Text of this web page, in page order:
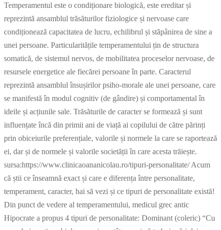
Temperamentul este o condiționare biologică, este ereditar și
reprezintă ansamblul trăsăturilor fiziologice și nervoase care
condiționează capacitatea de lucru, echilibrul și stăpânirea de sine a
unei persoane. Particularitățile temperamentului țin de structura
somatică, de sistemul nervos, de mobilitatea proceselor nervoase, de
resursele energetice ale fiecărei persoane în parte. Caracterul
reprezintă ansamblul însușirilor psiho-morale ale unei persoane, care
se manifestă în modul cognitiv (de gândire) și comportamental în
ideile și acțiunile sale. Trăsăturile de caracter se formează și sunt
influențate încă din primii ani de viață ai copilului de către părinți
prin obiceiurile preferențiale, valorile și normele la care se raportează
ei, dar și de normele și valorile societății în care acesta trăiește.
sursa:https://www.clinicaoananicolau.ro/tipuri-personalitate/ Acum
că știi ce înseamnă exact și care e diferența între personalitate,
temperament, caracter, hai să vezi și ce tipuri de personalitate există!
Din punct de vedere al temperamentului, medicul grec antic
Hipocrate a propus 4 tipuri de personalitate: Dominant (coleric) “Cu